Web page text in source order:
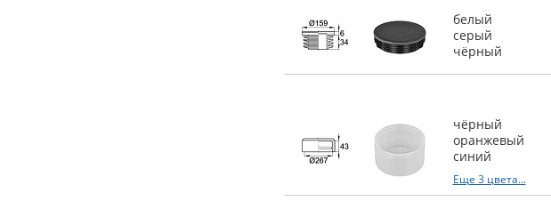
белый
серый
чёрный
чёрный
оранжевый
синий
Еще 3 цвета...